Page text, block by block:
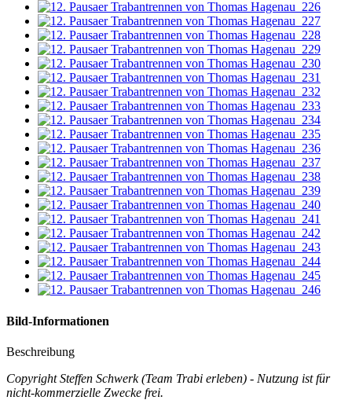
Bild-Informationen
Beschreibung
Copyright Steffen Schwerk (Team Trabi erleben) - Nutzung ist für
nicht-kommerzielle Zwecke frei.